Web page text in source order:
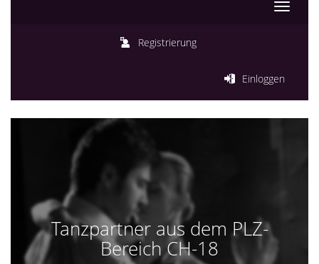
Toggle
Registrierung
Einloggen
Tanzpartner aus dem PLZ-
Bereich CH-18